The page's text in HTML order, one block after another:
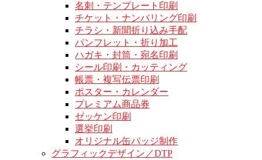
名刺・テンプレート印刷
チケット・ナンバリング印刷
チラシ・新聞折り込み手配
パンフレット・折り加工
ハガキ・封筒・宛名印刷
シール印刷・カッティング
帳票・複写伝票印刷
ポスター・カレンダー
プレミアム商品券
ゼッケン印刷
選挙印刷
オリジナル缶バッジ制作
グラフィックデザイン／DTP